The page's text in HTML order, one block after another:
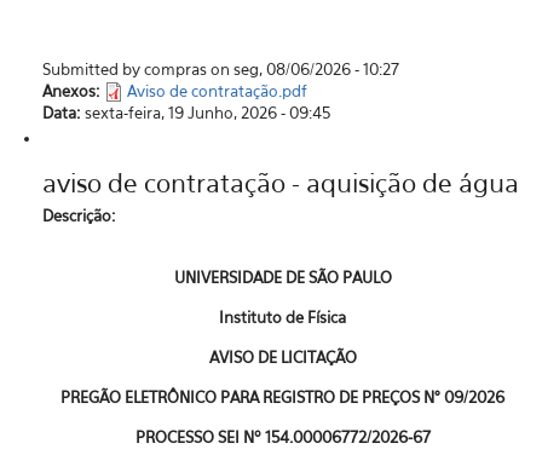
Submitted by compras on seg, 08/06/2026 - 10:27
Anexos:
Aviso de contratação.pdf
Data: sexta-feira, 19 Junho, 2026 - 09:45
aviso de contratação - aquisição de água
Descrição:
UNIVERSIDADE DE SÃO PAULO
Instituto de Física
AVISO DE LICITAÇÃO
PREGÃO ELETRÔNICO PARA REGISTRO DE PREÇOS N° 09/2026
PROCESSO SEI Nº154.00006772/2026-67